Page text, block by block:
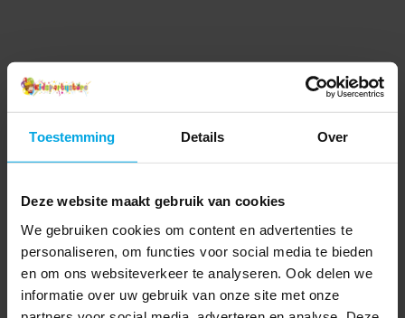
Toestemming Details Over
Deze website maakt gebruik van cookies
We gebruiken cookies om content en advertenties te
personaliseren, om functies voor social media te bieden
en om ons websiteverkeer te analyseren. Ook delen we
informatie over uw gebruik van onze site met onze